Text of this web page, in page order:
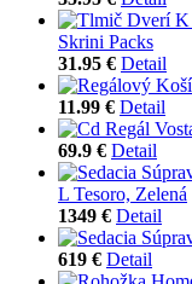
Skrini Packs
31.95 € Detail
11.99 € Detail
69.9 € Detail
L Tesoro, Zelená
1349 € Detail
619 € Detail